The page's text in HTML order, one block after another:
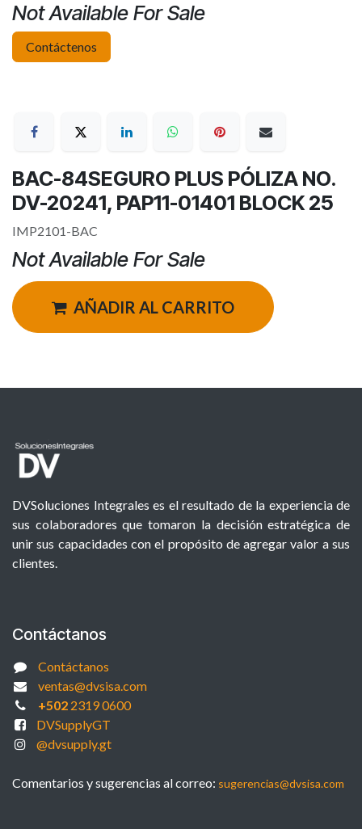
Not Available For Sale
Contáctenos
BAC-84SEGURO PLUS PÓLIZA NO.
DV-20241, PAP11-01401 BLOCK 25
IMP2101-BAC
Not Available For Sale
AÑADIR AL CARRITO
DVSoluciones Integrales es el resultado de la experiencia de
sus colaboradores que tomaron la decisión estratégica de
unir sus capacidades con el propósito de agregar valor a sus
clientes.
Contáctanos
Contáctanos
ventas@dvsisa.com
+5022319 0600
DVSupplyGT
@dvsupply.gt
Comentarios y sugerencias al correo: sugerencias@dvsisa.com